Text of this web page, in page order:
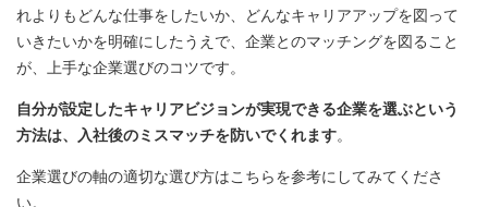
れよりもどんな仕事をしたいか、どんなキャリアアップを図って
いきたいかを明確にしたうえで、企業とのマッチングを図ること
が、上手な企業選びのコツです。
自分が設定したキャリアビジョンが実現できる企業を選ぶという
方法は、入社後のミスマッチを防いでくれます。
企業選びの軸の適切な選び方はこちらを参考にしてみてくださ
い。